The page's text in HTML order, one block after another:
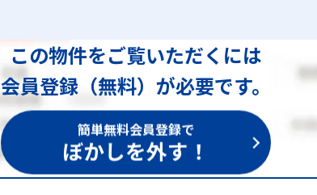
この物件をご覧いただくには
会員登録（無料）が必要です。
簡単無料会員登録で
ぼかしを外す！